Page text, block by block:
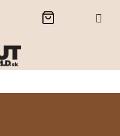
NÁKUPNÝ